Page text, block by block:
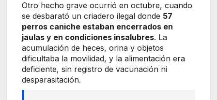
Otro hecho grave ocurrió en octubre, cuando
se desbarató un criadero ilegal donde 57
perros caniche estaban encerrados en
jaulas y en condiciones insalubres. La
acumulación de heces, orina y objetos
dificultaba la movilidad, y la alimentación era
deficiente, sin registro de vacunación ni
desparasitación.